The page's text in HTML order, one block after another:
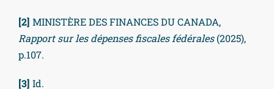
[2] MINISTÈRE DES FINANCES DU CANADA,
Rapport sur les dépenses fiscales fédérales(2025),
p.107.
[3] Id.